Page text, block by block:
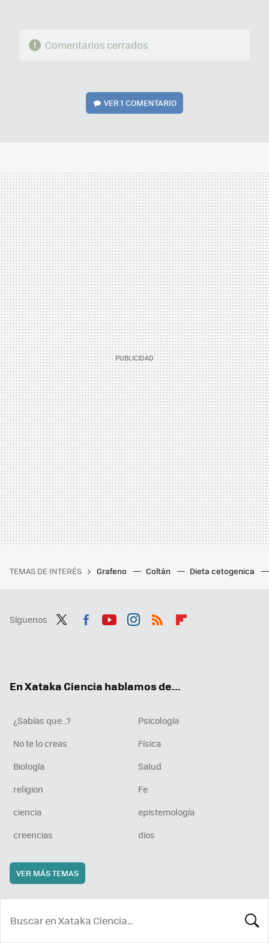
Comentarios cerrados
VER1 COMENTARIO
TEMAS DE INTERÉS Grafeno Coltán Dieta cetogenica
Síguenos
En Xataka Ciencia hablamos de...
¿Sabías que...?
Psicología
No te lo creas
Física
Biología
Salud
religion
Fe
ciencia
epistemología
creencias
dios
VER MÁS TEMAS